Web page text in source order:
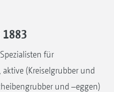
für
(Kreiselgrubber und
und –eggen)